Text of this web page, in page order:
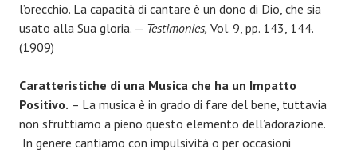
l’orecchio. La capacità di cantare è un dono di Dio, che sia
usato alla Sua gloria. — Testimonies, Vol. 9, pp. 143, 144.
(1909)
Caratteristiche di una Musica che ha un Impatto
Positivo. – La musica è in grado di fare del bene, tuttavia
non sfruttiamo a pieno questo elemento dell’adorazione.
In genere cantiamo con impulsività o per occasioni